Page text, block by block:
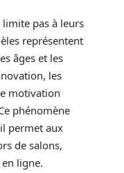
limite pas à leurs
représentent
âges et les
les
motivation
phénomène
permet aux
de salons,
ligne.